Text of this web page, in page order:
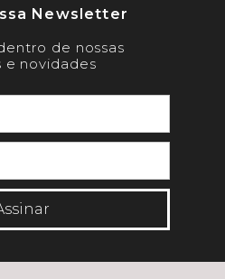
Newsletter
de nossas
e novidades